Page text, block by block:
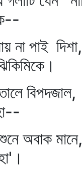
না পাই দিশা,
অবাক